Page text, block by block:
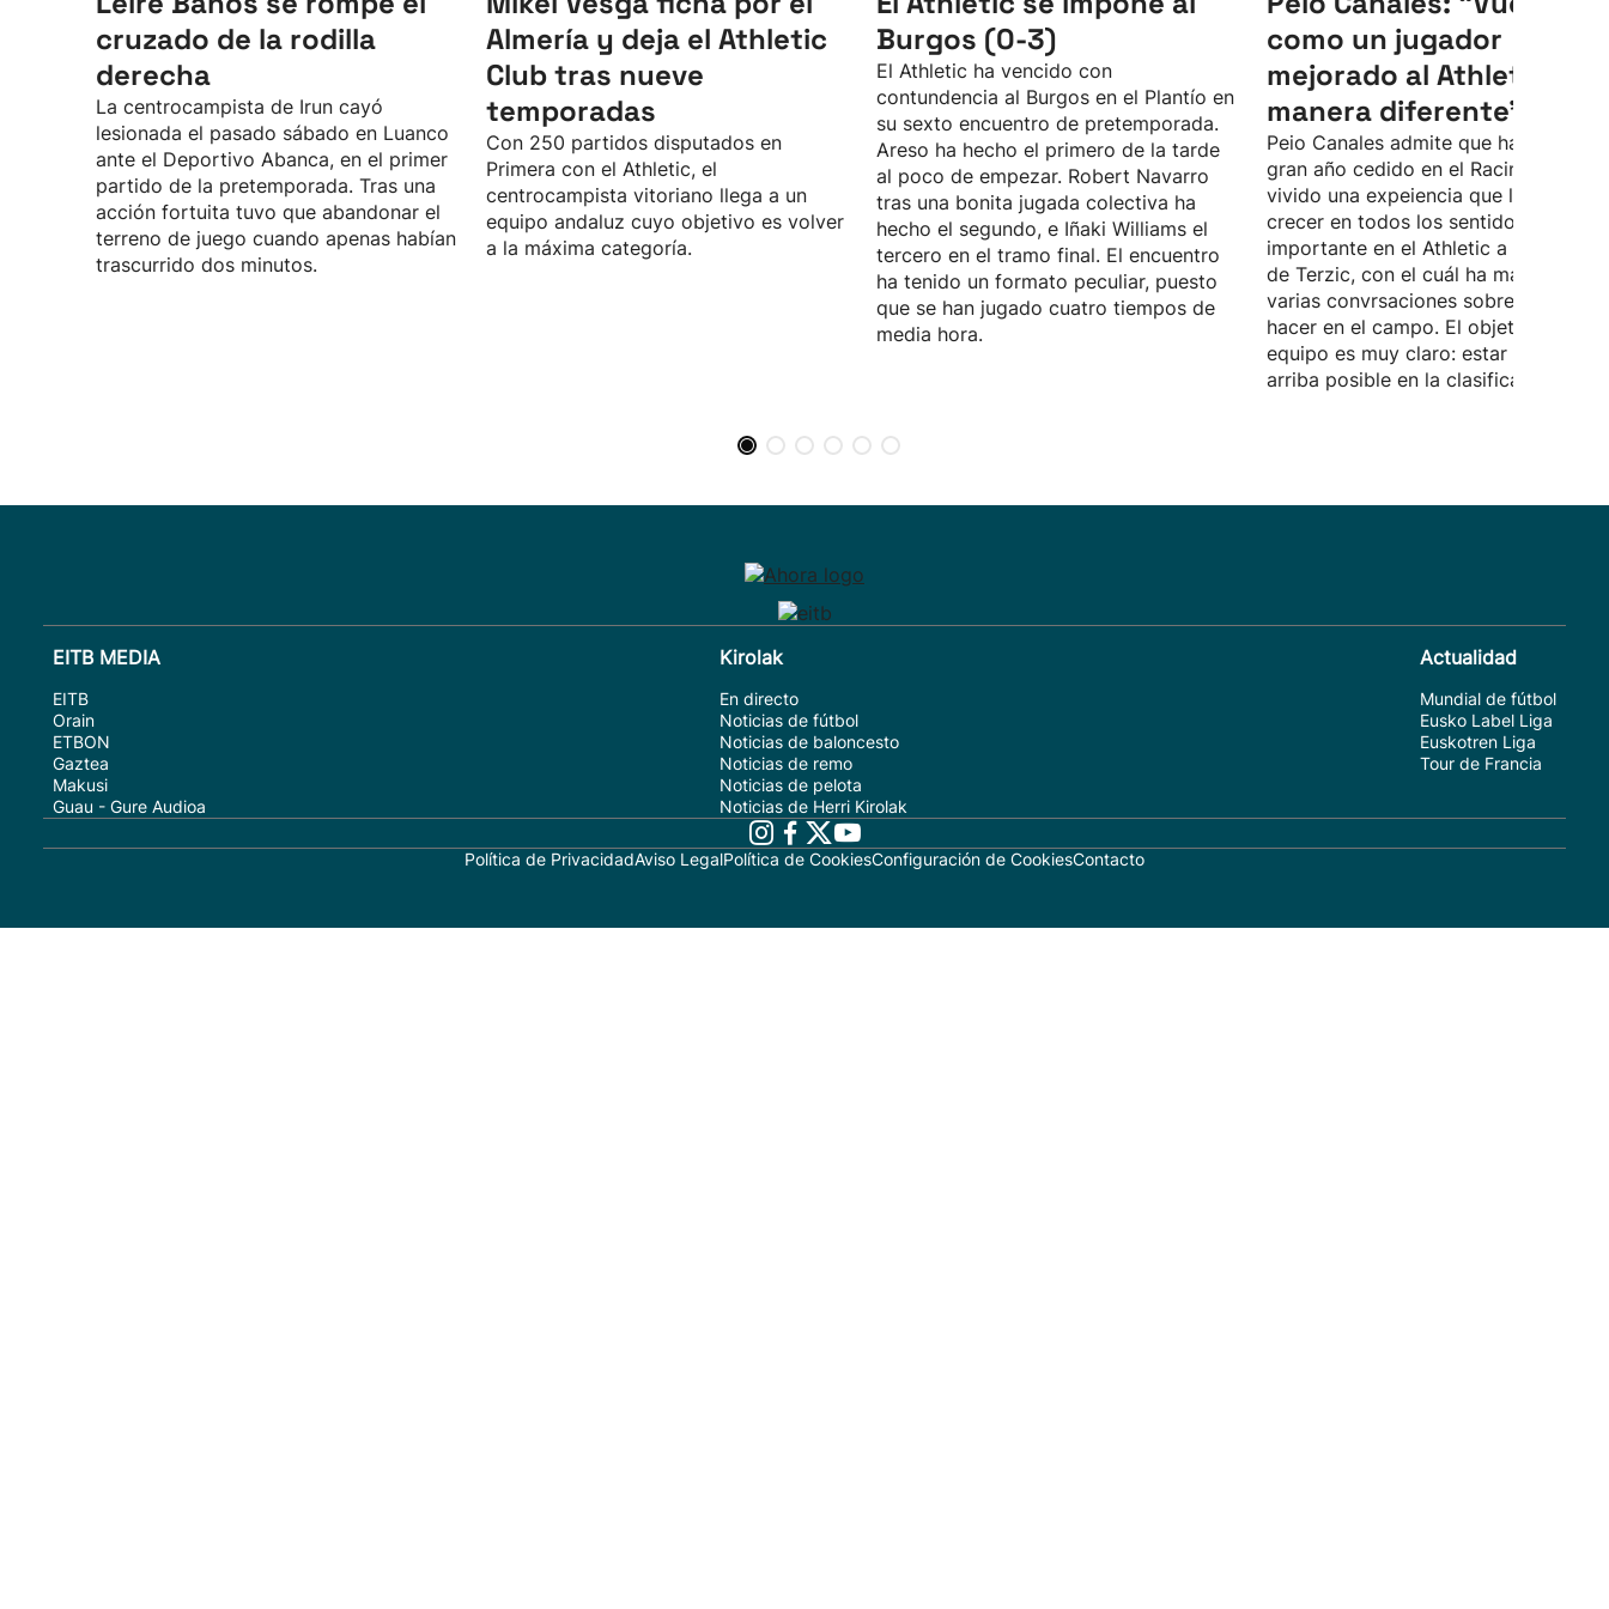
cruzado de la rodilla
derecha
La centrocampista de Irun cayó
lesionada el pasado sábado en Luanco
ante el Deportivo Abanca, en el primer
partido de la pretemporada. Tras una
acción fortuita tuvo que abandonar el
terreno de juego cuando apenas habían
trascurrido dos minutos.
Almería y deja el Athletic
Club tras nueve
temporadas
Con 250 partidos disputados en
Primera con el Athletic, el
centrocampista vitoriano llega a un
equipo andaluz cuyo objetivo es volver
a la máxima categoría.
Burgos (0-3)
El Athletic ha vencido con
contundencia al Burgos en el Plantío en
su sexto encuentro de pretemporada.
Areso ha hecho el primero de la tarde
al poco de empezar. Robert Navarro
tras una bonita jugada colectiva ha
hecho el segundo, e Iñaki Williams el
tercero en el tramo final. El encuentro
ha tenido un formato peculiar, puesto
que se han jugado cuatro tiempos de
media hora.
como un jugador
mejorado al Athletic, de
manera diferente”
Peio Canales admite que ha pasado
gran año cedido en el Racing, donde
vivido una expeiencia que le ha
crecer en todos los sentidos. Quiere
importante en el Athletic a las
de Terzic, con el cuál ha mantenido
varias convrsaciones sobre lo que
hacer en el campo. El objetivo del
equipo es muy claro: estar lo más
arriba posible en la clasificación.
EITB MEDIA
EITB
Orain
ETBON
Gaztea
Makusi
Guau - Gure Audioa
Kirolak
En directo
Noticias de fútbol
Noticias de baloncesto
Noticias de remo
Noticias de pelota
Noticias de Herri Kirolak
Actualidad
Mundial de fútbol
Eusko Label Liga
Euskotren Liga
Tour de Francia
Política de PrivacidadAviso LegalPolítica de CookiesConfiguración de CookiesContacto